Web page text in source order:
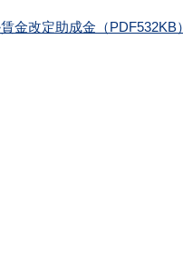
賃金改定助成金（PDF532KB）